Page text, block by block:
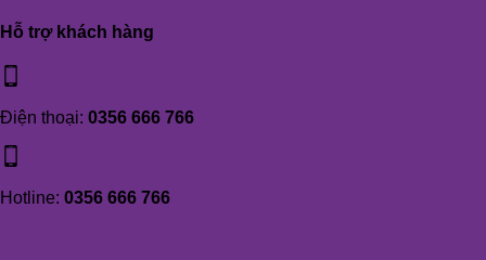
Hỗ trợ khách hàng
Điện thoại: 0356 666 766
Hotline: 0356 666 766